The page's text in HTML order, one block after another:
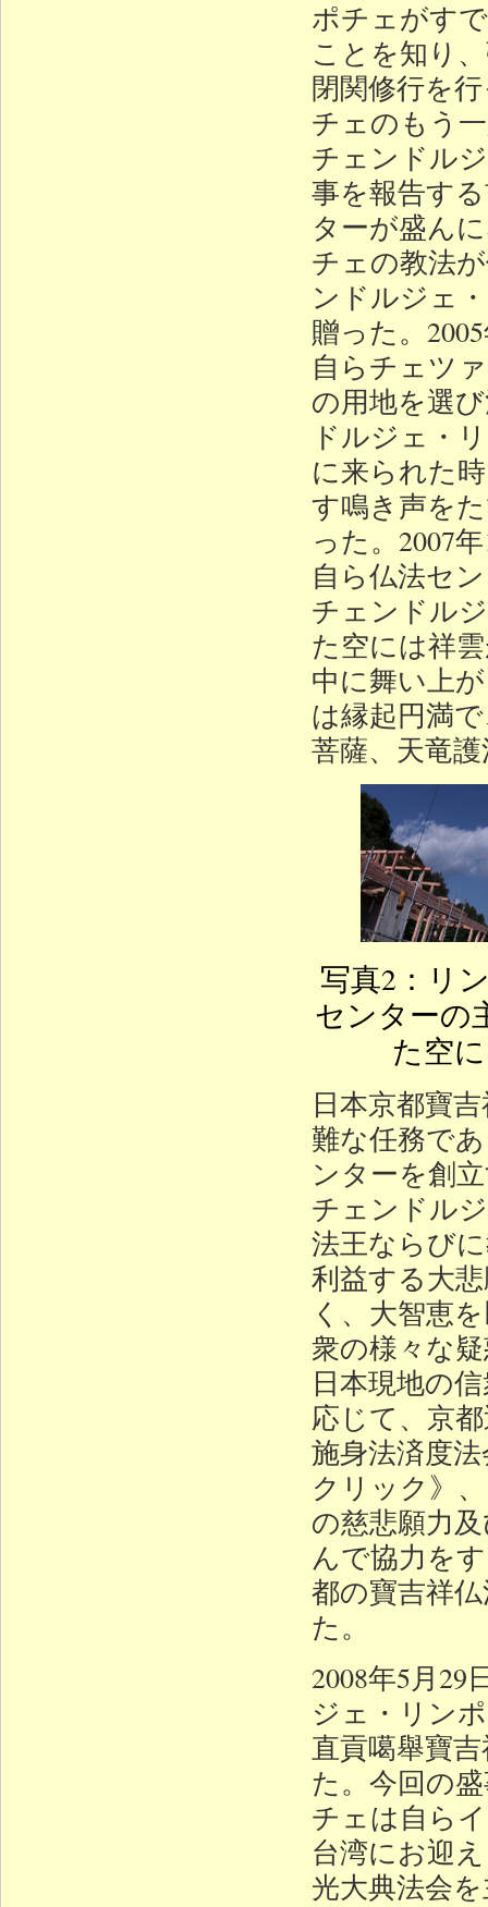
ポチェがす
ことを知り
閉関修行を
チェのもう
チェンドル
事を報告す
ターが盛ん
チェの教法
ンドルジェ
贈った。
自らチェツ
の用地を選
ドルジェ・
に来られた
す鳴き声を
った。2007
自ら仏法セ
チェンドル
た空には祥
中に舞い上
は縁起円満
菩薩、天竜
写真2：リ
センターの
た空
日本京都寶
難な任務で
ンターを創
チェンドル
法王ならび
利益する大
く、大智恵
衆の様々な
日本現地の
応じて、京
施身法済度
クリック》
の慈悲願力
んで協力を
都の寶吉祥
た。
2008年5月
ジェ・リン
直貢噶舉寶
た。今回の
チェは自ら
台湾にお迎
光大典法会